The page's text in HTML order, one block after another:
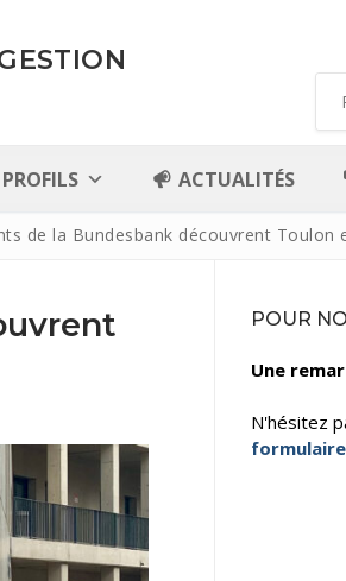
PROFILS ACTUALITÉS
de la Bundesbank découvrent Toulon
POUR
Une
N'hésitez